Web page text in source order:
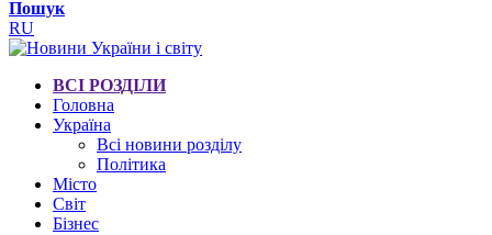
Пошук
RU
ВСІ РОЗДІЛИ
Головна
Україна
Всі новини розділу
Політика
Місто
Світ
Бізнес